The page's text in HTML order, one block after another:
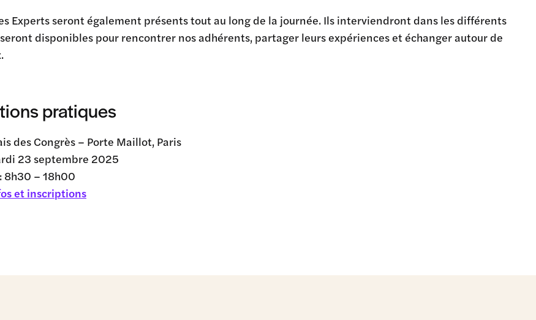
Experts seront également présents tout au long de la journée. Ils interviendront dans les différents
disponibles pour rencontrer nos adhérents, partager leurs expériences et échanger autour de
pratiques
des Congrès – Porte Maillot, Paris
23 septembre 2025
8h30 – 18h00
et inscriptions